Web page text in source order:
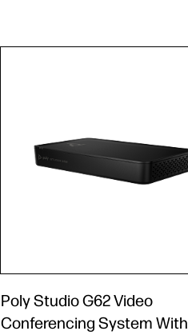
Poly Studio G62 Video
Conferencing System With